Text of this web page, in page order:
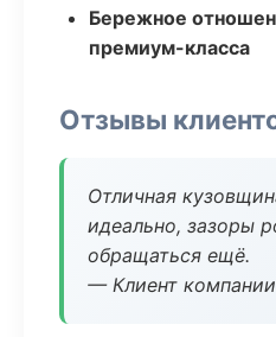
Бережное
премиум-класса
Отзывы
Отличная
идеально, зазоры
обращаться ещё.
— Клиент компании